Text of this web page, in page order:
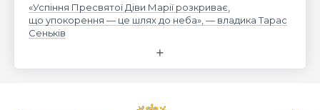
«Успіння Пресвятої Діви Марії розкриває,
що упокорення — це шлях до неба», — владика Тарас
Сеньків